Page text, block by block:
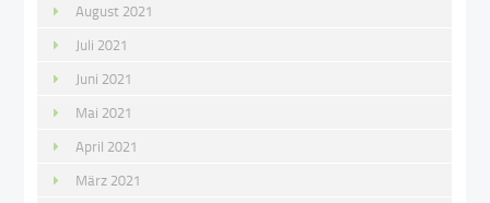
August 2021
Juli 2021
Juni 2021
Mai 2021
April 2021
März 2021